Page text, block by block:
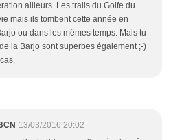
ailleurs. Les trails du Golfe du
mais ils tombent cette année en
ou dans les mêmes temps. Mais tu
la Barjo sont superbes également ;-)
13/03/2016 20:02